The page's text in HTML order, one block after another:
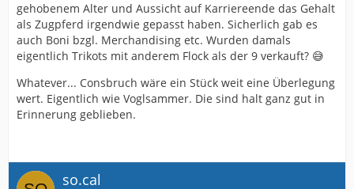
gehobenem Alter und Aussicht auf Karriereende das Gehalt
als Zugpferd irgendwie gepasst haben. Sicherlich gab es
auch Boni bzgl. Merchandising etc. Wurden damals
eigentlich Trikots mit anderem Flock als der 9 verkauft? 😅
Whatever... Consbruch wäre ein Stück weit eine Überlegung
wert. Eigentlich wie Voglsammer. Die sind halt ganz gut in
Erinnerung geblieben.
so.cal